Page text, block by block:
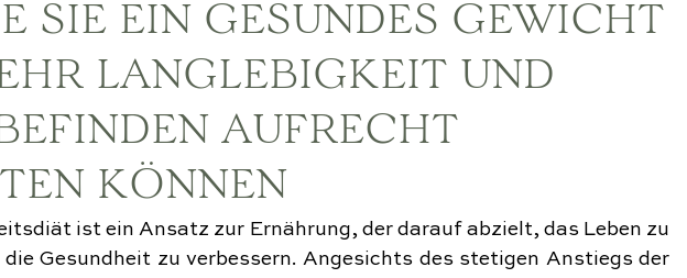
SIE EIN GESUNDES GEWICHT
LANGLEBIGKEIT UND
AUFRECHT
KÖNNEN
ist ein Ansatz zur Ernährung, der darauf abzielt, das Leben zu
die Gesundheit zu verbessern. Angesichts des stetigen Anstiegs der